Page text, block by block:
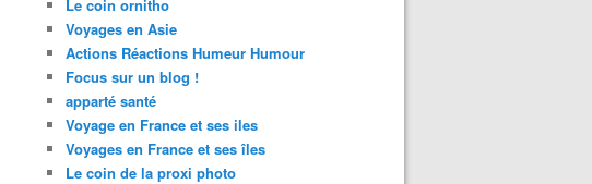
Le coin ornitho
Voyages en Asie
Actions Réactions Humeur Humour
Focus sur un blog !
apparté santé
Voyage en France et ses iles
Voyages en France et ses îles
Le coin de la proxi photo